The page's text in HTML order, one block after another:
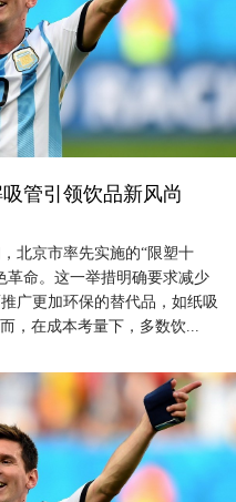
管引领饮品新风尚
北京市率先实施的“限塑十
革命。这一举措明确要求减少
广更加环保的替代品，如纸吸
，在成本考量下，多数饮...